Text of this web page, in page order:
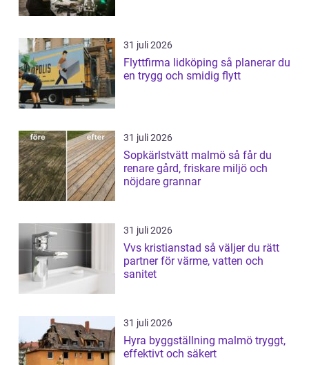
31 juli 2026
Flyttfirma lidköping så planerar du
en trygg och smidig flytt
31 juli 2026
Sopkärlstvätt malmö så får du
renare gård, friskare miljö och
nöjdare grannar
31 juli 2026
Vvs kristianstad så väljer du rätt
partner för värme, vatten och
sanitet
31 juli 2026
Hyra byggställning malmö tryggt,
effektivt och säkert